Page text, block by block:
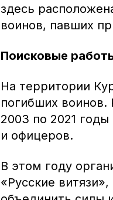
здесь
воинов, павших
Поисковые
На территории
погибших воинов.
2003 по 2021
и офицеров.
В этом году
«Русские